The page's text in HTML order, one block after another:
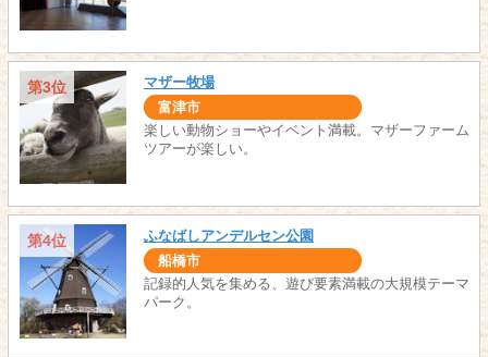
第3位 マザー牧場
富津市
楽しい動物ショーやイベント満載。マザーファーム
ツアーが楽しい。
第4位 ふなばしアンデルセン公園
船橋市
記録的人気を集める、遊び要素満載の大規模テーマ
パーク。